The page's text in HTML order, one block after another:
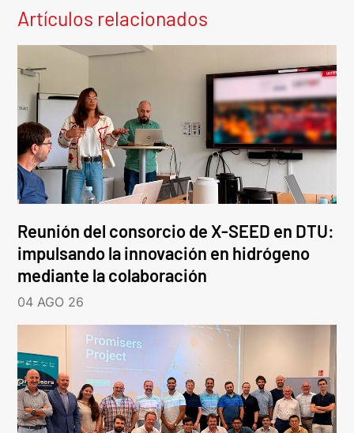
Artículos relacionados
Reunión del consorcio de X-SEED en DTU:
impulsando la innovación en hidrógeno
mediante la colaboración
04 AGO 26